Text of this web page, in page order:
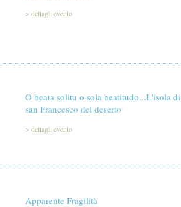
> dettagli evento
O beata solitu o sola beatitudo...L'isola di
san Francesco del deserto
> dettagli evento
Apparente Fragilità